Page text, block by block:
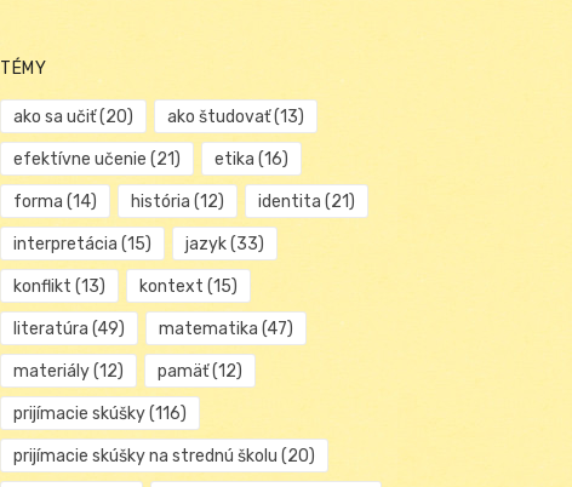
TÉMY
ako sa učiť(20) ako študovať(13)
efektívne učenie (21) etika (16)
forma (14) história (12) identita (21)
interpretácia (15) jazyk(33)
konflikt (13) kontext (15)
literatúra (49) matematika (47)
materiály(12) pamäť(12)
prijímacie skúšky(116)
prijímacie skúšky na strednú školu (20)